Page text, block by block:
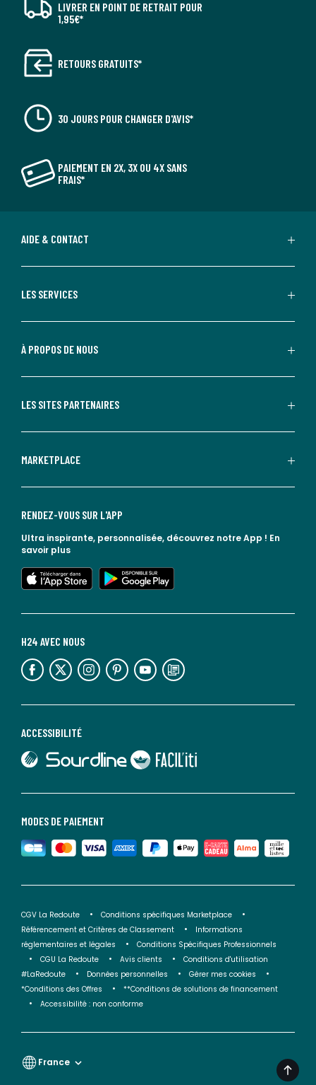
LIVRER EN POINT DE RETRAIT POUR
1,95€*
RETOURS GRATUITS*
30 JOURS POUR CHANGER D'AVIS*
PAIEMENT EN 2X, 3X OU 4X SANS
FRAIS*
AIDE & CONTACT
LES SERVICES
À PROPOS DE NOUS
LES SITES PARTENAIRES
MARKETPLACE
MODES DE PAIEMENT
ACCESSIBILITÉ
lien vers Sourdline
lien vers Faciliti
H24 AVEC NOUS
lien vers l'espace réseaux sociaux lien vers l'espace réseaux sociaux lien vers l'espace réseaux sociaux lien vers l'espace réseaux sociaux lien vers l'espace réseaux sociaux lien vers le blog la redoute
RENDEZ-VOUS SUR L'APP
Ultra inspirante, personnalisée, découvrez notre App ! En
savoir plus
lien vers l'app store
lien vers google play
CGV La Redoute
Conditions spécifiques Marketplace
Référencement et Critères de Classement
Informations
réglementaires et légales
Conditions Spécifiques Professionnels
CGU La Redoute
Avis clients
Conditions d'utilisation
#LaRedoute
Données personnelles
Gérer mes cookies
*Conditions des Offres
**Conditions de solutions de financement
Accessibilité : non conforme
France